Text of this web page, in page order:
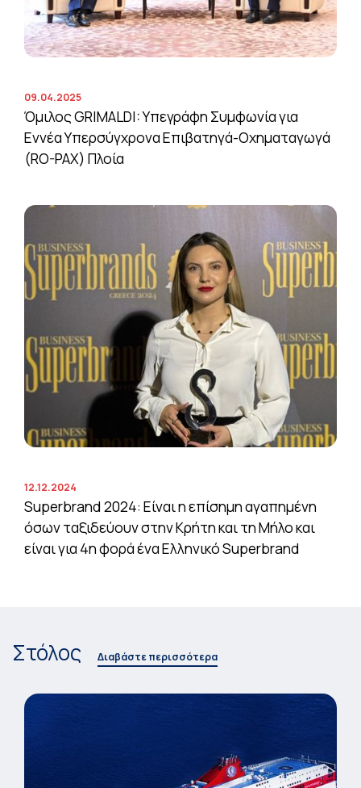
09.04.2025
Όμιλος GRIMALDI: Υπεγράφη Συμφωνία για
Εννέα Υπερσύγχρονα Επιβατηγά-Οχηματαγωγά
(RO-PAX) Πλοία
12.12.2024
Superbrand 2024: Είναι η επίσημη αγαπημένη
όσων ταξιδεύουν στην Κρήτη και τη Μήλο και
είναι για 4η φορά ένα Ελληνικό Superbrand
Στόλος Διαβάστε περισσότερα